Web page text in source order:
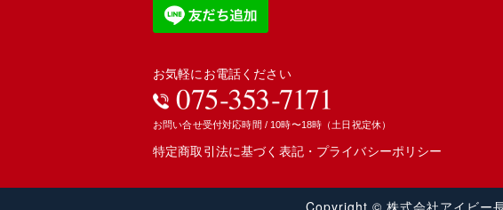
お気軽にお電話ください
お問い合せ受付対応時間 / 10時〜18時（土日祝定休）
特定商取引法に基づく表記・ プライバシーポリシー